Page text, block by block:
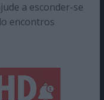
a esconder-se
encontros